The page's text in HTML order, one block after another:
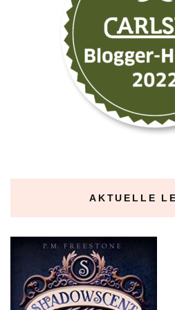
AKTUELLE